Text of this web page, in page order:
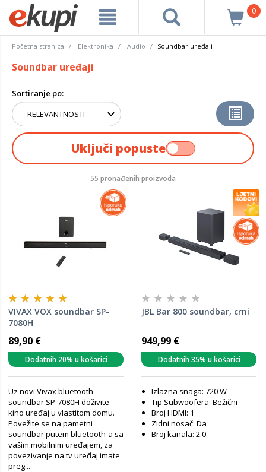
0
Početna stranica Elektronika Audio Soundbar uređaji
Soundbar uređaji
Sortiranje po:
Uključi popuste
55 pronađenih proizvoda
VIVAX VOX soundbar SP-
7080H
89,90 €
Dodatnih 20% u košarici
Uz novi Vivax bluetooth
soundbar SP-7080H doživite
kino uređaj u vlastitom domu.
Povežite se na pametni
soundbar putem bluetooth-a sa
vašim mobilnim uređajem, za
povezivanje na tv uređaj imate
preg...
JBL Bar 800 soundbar, crni
949,99 €
Dodatnih 35% u košarici
Izlazna snaga: 720 W
Tip Subwoofera: Bežični
Broj HDMI: 1
Zidni nosač: Da
Broj kanala: 2.0.